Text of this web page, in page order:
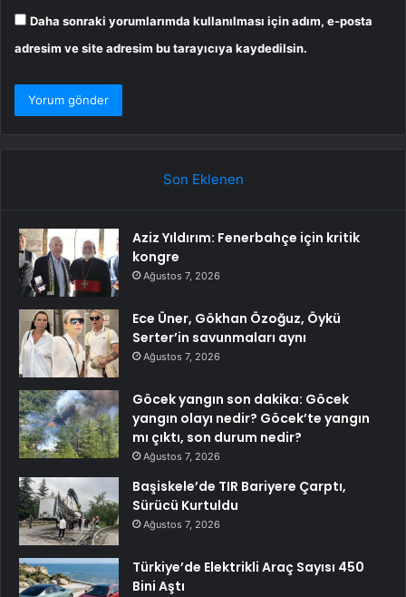
Daha sonraki yorumlarımda kullanılması için adım, e-posta
adresim ve site adresim bu tarayıcıya kaydedilsin.
Son Eklenen
Aziz Yıldırım: Fenerbahçe için kritik
kongre
Ağustos 7, 2026
Ece Üner, Gökhan Özoğuz, Öykü
Serter’in savunmaları aynı
Ağustos 7, 2026
Göcek yangın son dakika: Göcek
yangın olayı nedir? Göcek’te yangın
mı çıktı, son durum nedir?
Ağustos 7, 2026
Başiskele’de TIR Bariyere Çarptı,
Sürücü Kurtuldu
Ağustos 7, 2026
Türkiye’de Elektrikli Araç Sayısı 450
Bini Aştı